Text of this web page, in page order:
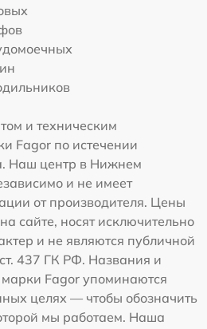
и техническим
Fagor по истечении
Наш центр в Нижнем
и не имеет
от производителя. Цены
сайте, носят исключительно
и не являются публичной
437 ГК РФ. Названия и
марки Fagor упоминаются
целях — чтобы обозначить
мы работаем. Наша